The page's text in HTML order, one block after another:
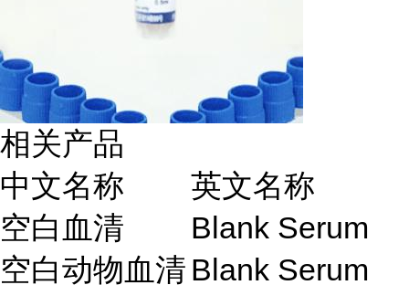
相关产品
中文名称
英文名称
空白血清
Blank Serum
空白动物血清 Blank Serum